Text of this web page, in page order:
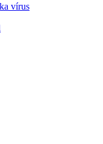
vírus